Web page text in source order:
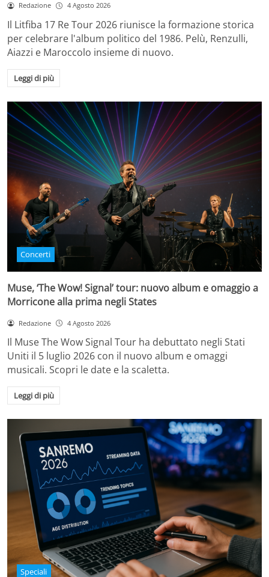
Redazione 4 Agosto 2026
Il Litfiba 17 Re Tour 2026 riunisce la formazione storica
per celebrare l'album politico del 1986. Pelù, Renzulli,
Aiazzi e Maroccolo insieme di nuovo.
Leggi di più
Concerti
Muse, ‘The Wow! Signal’ tour: nuovo album e omaggio a
Morricone alla prima negli States
Redazione 4 Agosto 2026
Il Muse The Wow Signal Tour ha debuttato negli Stati
Uniti il 5 luglio 2026 con il nuovo album e omaggi
musicali. Scopri le date e la scaletta.
Leggi di più
Speciali